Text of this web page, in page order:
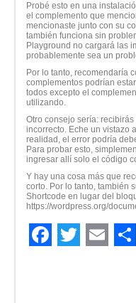
Probé esto en una
el complemento que
mencionaste junto con su
también funciona sin
Playground no cargará las
probablemente sea un
Por lo tanto, recomendaría
complementos podrían
todos excepto el
utilizando.
Otro consejo sería:
incorrecto. Eche un vistazo
realidad, el error podría
Para probar esto,
ingresar allí solo el código
Y hay una cosa más que
corto. Por lo tanto, también
Shortcode en lugar del
https://wordpress.org/